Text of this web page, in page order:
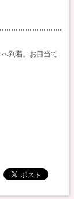
到着。お目当て